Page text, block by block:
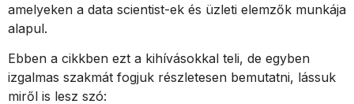
amelyeken a data scientist-ek és üzleti elemzők munkája
alapul.
Ebben a cikkben ezt a kihívásokkal teli, de egyben
izgalmas szakmát fogjuk részletesen bemutatni, lássuk
miről is lesz szó: